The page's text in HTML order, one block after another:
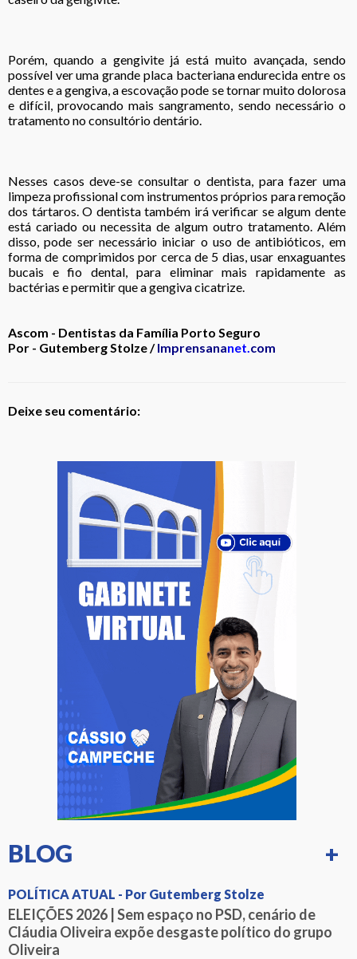
Porém, quando a gengivite já está muito avançada, sendo
possível ver uma grande placa bacteriana endurecida entre os
dentes e a gengiva, a escovação pode se tornar muito dolorosa
e difícil, provocando mais sangramento, sendo necessário o
tratamento no consultório dentário.
Nesses casos deve-se consultar o dentista, para fazer uma
limpeza profissional com instrumentos próprios para remoção
dos tártaros. O dentista também irá verificar se algum dente
está cariado ou necessita de algum outro tratamento. Além
disso, pode ser necessário iniciar o uso de antibióticos, em
forma de comprimidos por cerca de 5 dias, usar enxaguantes
bucais e fio dental, para eliminar mais rapidamente as
bactérias e permitir que a gengiva cicatrize.
Ascom - Dentistas da Família Porto Seguro
Por - Gutemberg Stolze /Imprensananet. com
Deixe seu comentário:
BLOG +
POLÍTICA ATUAL - Por Gutemberg Stolze
ELEIÇÕES 2026 | Sem espaço no PSD, cenário de
Cláudia Oliveira expõe desgaste político do grupo
Oliveira